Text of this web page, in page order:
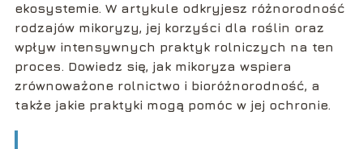
ekosystemie. W artykule odkryjesz różnorodność
rodzajów mikoryzy, jej korzyści dla roślin oraz
wpływ intensywnych praktyk rolniczych na ten
proces. Dowiedz się, jak mikoryza wspiera
zrównoważone rolnictwo i bioróżnorodność, a
także jakie praktyki mogą pomóc w jej ochronie.